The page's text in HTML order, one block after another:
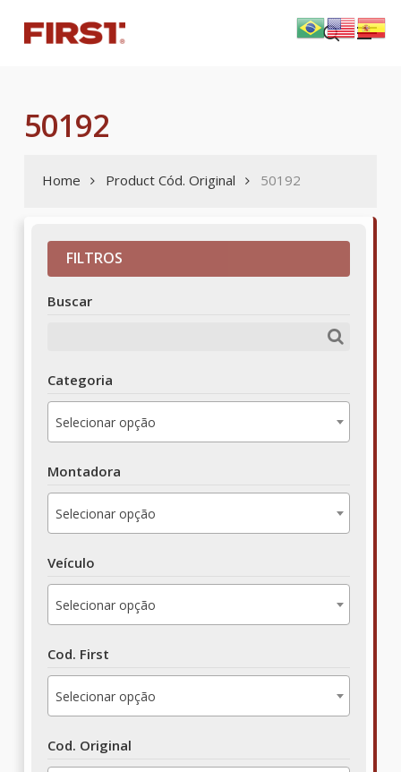
main
search
Menu
50192
Home Product Cód. Original 50192
FILTROS
Buscar
Categoria
Selecionar opção
Montadora
Selecionar opção
Veículo
Selecionar opção
Cod. First
Selecionar opção
Cod. Original